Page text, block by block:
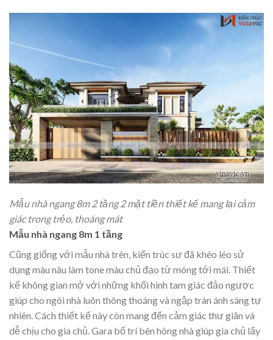
Mẫu nhà ngang 8m 2 tầng 2 mặt tiền thiết kế mang lại cảm
giác trong trẻo, thoáng mát
Mẫu nhà ngang 8m 1 tầng
Cũng giống với mẫu nhà trên, kiến trúc sư đã khéo léo sử
dụng màu nâu làm tone màu chủ đạo từ móng tới mái. Thiết
kế không gian mở với những khối hình tam giác đảo ngược
giúp cho ngôi nhà luôn thông thoáng và ngập tràn ánh sáng tự
nhiên. Cách thiết kế này còn mang đến cảm giác thư giãn và
dễ chịu cho gia chủ. Gara bố trí bên hông nhà giúp gia chủ lấy